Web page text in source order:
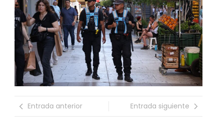
Entrada anterior Entrada siguiente